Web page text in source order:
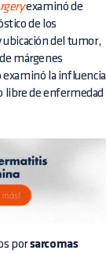
examinó de
de los
ubicación del tumor,
márgenes
la influencia
libre de enfermedad
porsarcomas